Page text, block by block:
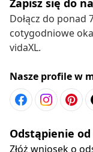
Zapisz się do
Dołącz do ponad
vidaXL.
Nasze profile w